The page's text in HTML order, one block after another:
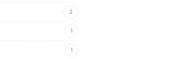
2
1
1